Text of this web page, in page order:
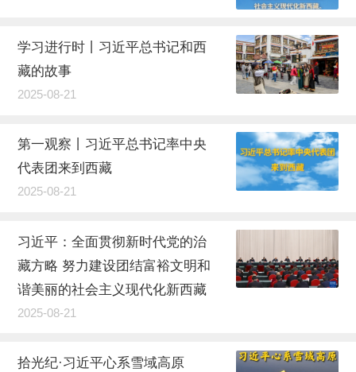
学习进行时丨习近平总书记和西
藏的故事
2025-08-21
第一观察丨习近平总书记率中央
代表团来到西藏
2025-08-21
习近平：全面贯彻新时代党的治
藏方略 努力建设团结富裕文明和
谐美丽的社会主义现代化新西藏
2025-08-21
拾光纪·习近平心系雪域高原